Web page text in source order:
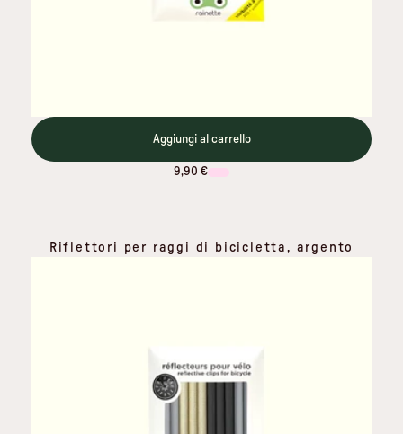
Aggiungi al carrello
9,90 €
Riflettori per raggi di bicicletta, argento